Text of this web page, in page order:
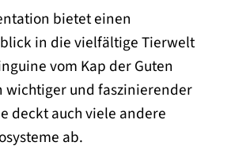
bietet einen
in die vielfältige Tierwelt
vom Kap der Guten
wichtiger und faszinierender
deckt auch viele andere
ab.